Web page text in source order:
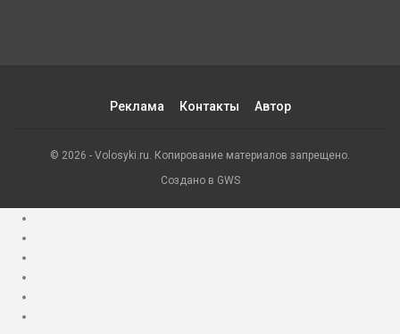
Реклама Контакты Автор
© 2026 - Volosyki.ru. Копирование материалов запрещено.
Создано в GWS